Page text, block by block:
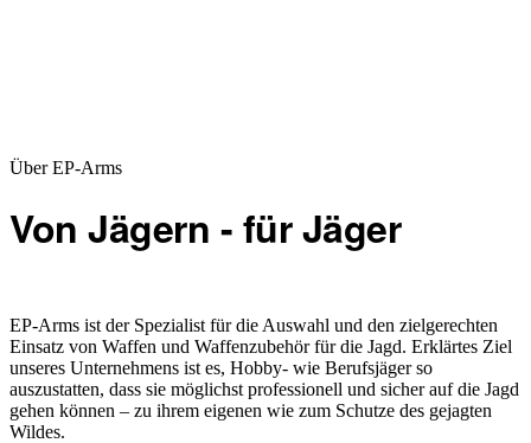
Über EP-Arms
Von Jägern - für Jäger
EP-Arms ist der Spezialist für die Auswahl und den zielgerechten
Einsatz von Waffen und Waffenzubehör für die Jagd. Erklärtes Ziel
unseres Unternehmens ist es, Hobby- wie Berufsjäger so
auszustatten, dass sie möglichst professionell und sicher auf die Jagd
gehen können – zu ihrem eigenen wie zum Schutze des gejagten
Wildes.